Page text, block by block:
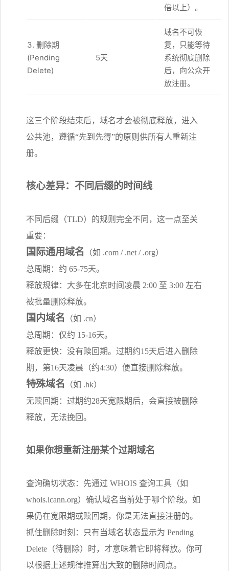
倍以上）。
3. 删除期
(Pending
Delete)
5天
域名不可恢
复，只能等待
系统彻底删除
后，向公众开
放注册。
这三个阶段结束后，域名才会被彻底释放，进入
公共池，遵循“先到先得”的原则供所有人重新注
册。
核心差异：不同后缀的时间线
不同后缀（TLD）的规则完全不同，这一点至关
重要：
国际通用域名
（如 .com / .net / .org）
总周期：约 65-75天。
释放规律：大多在北京时间凌晨 2:00 至 3:00 左右
被批量删除释放。
国内域名
（如 .cn）
总周期：仅约 15-16天。
释放更快：没有赎回期。过期约15天后进入删除
期，第16天凌晨（约4:30）便直接删除释放。
特殊域名
（如 .hk）
无赎回期：过期约28天宽限期后，会直接被删除
释放，无法挽回。
如果你想重新注册某个过期域名
查询确切状态：先通过 WHOIS 查询工具（如
whois.icann.org）确认域名当前处于哪个阶段。如
果仍在宽限期或赎回期，你是无法直接注册的。
抓住删除时刻：只有当域名状态显示为 Pending
Delete（待删除）时，才意味着它即将释放。你可
以根据上述规律推算出大致的删除时间点。